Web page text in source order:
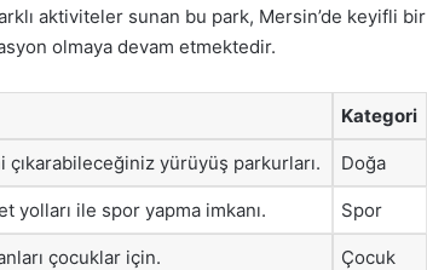
aktiviteler sunan bu park, Mersin’de keyifli bir
olmaya devam etmektedir.
Kategori
çıkarabileceğiniz yürüyüş parkurları. Doğa
yolları ile spor yapma imkanı. Spor
çocuklar için. Çocuk